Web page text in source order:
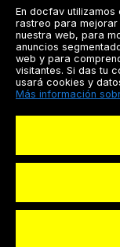
Docfav
©
En docfav
rastreo para
nuestra web, para
anuncios
web y para
visitantes. Si das tu
usará cookies y
Más información